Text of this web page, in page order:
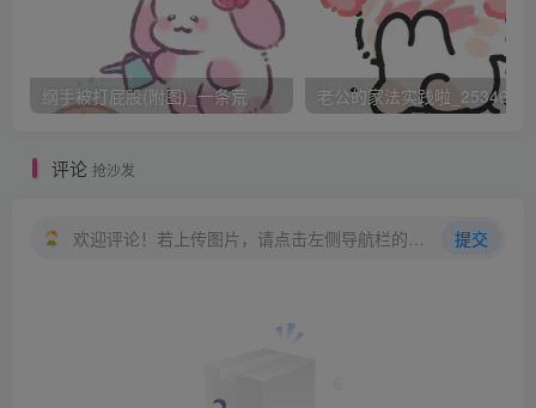
我很无奈的指着hairbrush，“20下”，太少？那就30吧！他同
意，让我站着挨罚，打了10下，熟悉的温柔：“亲爱的，我们
换个姿势好吗”，我双手扶在电视机上，厥出PP，剩下的20
一定保持的！555555555
Over，他继续揉着我的PP，我答应他，每天会坚持看书，
纲手被打屁股(附图)_一条荒 老公的家法实践啦
评论 抢沙发
欢迎评论！若上传图片，请点击左侧导航栏的图床工具，获取图片链接。 提交